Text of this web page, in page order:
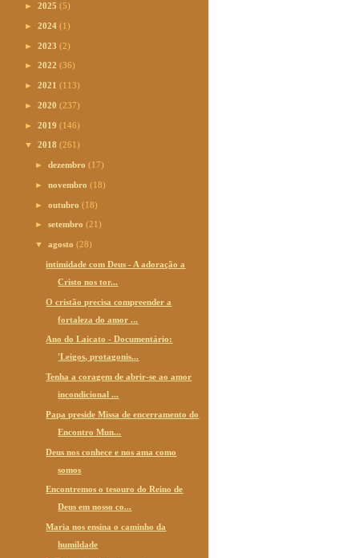
► 2025 (5)
► 2024 (1)
► 2023 (2)
► 2022 (36)
► 2021 (113)
► 2020 (237)
► 2019 (146)
▼ 2018 (261)
►dezembro(17)
►novembro(18)
►outubro(18)
►setembro(21)
▼agosto(28)
intimidade com Deus - A adoração a
Cristo nos tor...
O cristão precisa compreender a
fortaleza do amor ...
Ano do Laicato - Documentário:
'Leigos, protagonis...
Tenha a coragem de abrir-se ao amor
incondicional ...
Papa preside Missa de encerramento do
Encontro Mun...
Deus nos conhece e nos ama como
somos
Encontremos o tesouro do Reino de
Deus em nosso co...
Maria nos ensina o caminho da
humildade